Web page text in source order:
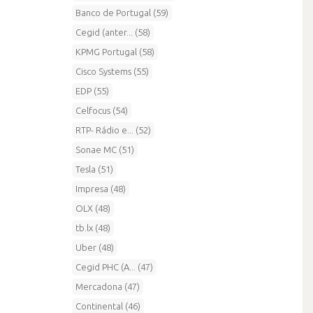
Banco de Portugal (59)
Cegid (anter... (58)
KPMG Portugal (58)
Cisco Systems (55)
EDP (55)
Celfocus (54)
RTP- Rádio e... (52)
Sonae MC (51)
Tesla (51)
Impresa (48)
OLX (48)
tb.lx (48)
Uber (48)
Cegid PHC (A... (47)
Mercadona (47)
Continental (46)